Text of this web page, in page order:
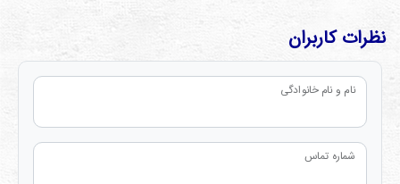
نظرات کاربران
نام و نام خانوادگی
شماره تماس